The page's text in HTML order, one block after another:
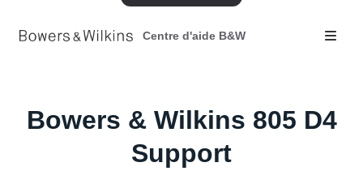
Centre d'aide B&W
Bowers & Wilkins 805 D4
Support